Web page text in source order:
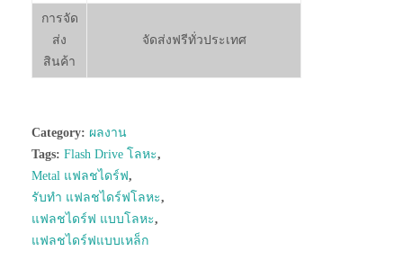
การจัด
ส่ง
สินค้า
จัดส่งฟรีทั่วประเทศ
Category: ผลงาน
Tags: Flash Drive โลหะ,
Metal แฟลชไดร์ฟ,
รับทำ แฟลชไดร์ฟโลหะ,
แฟลชไดร์ฟ แบบโลหะ,
แฟลชไดร์ฟแบบเหล็ก